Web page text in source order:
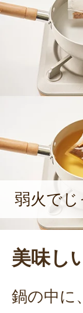
弱火でじ
美味し
鍋の中に、